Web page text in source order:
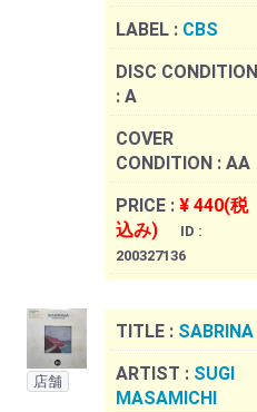
LABEL : CBS
DISC CONDITION
: A
COVER
CONDITION : AA
PRICE : ¥ 440(税
込み)
ID :
200327136
店舗
TITLE : SABRINA
ARTIST : SUGI
MASAMICHI